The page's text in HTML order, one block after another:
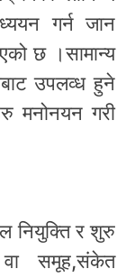
गर्न जान
छ ।सामान्य
उपलव्ध हुने
मनोनयन गरी
नियुक्ति र शुरु
वा समूह,संकेत